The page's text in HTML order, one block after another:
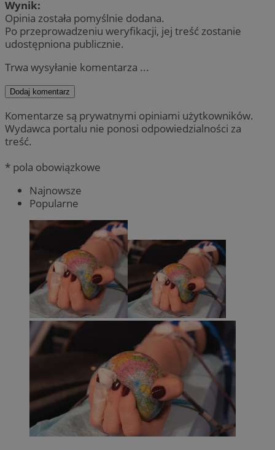
Wynik:
Opinia została pomyślnie dodana.
Po przeprowadzeniu weryfikacji, jej treść zostanie
udostępniona publicznie.
Trwa wysyłanie komentarza ...
Dodaj komentarz
Komentarze są prywatnymi opiniami użytkowników.
Wydawca portalu nie ponosi odpowiedzialności za
treść.
* pola obowiązkowe
Najnowsze
Popularne